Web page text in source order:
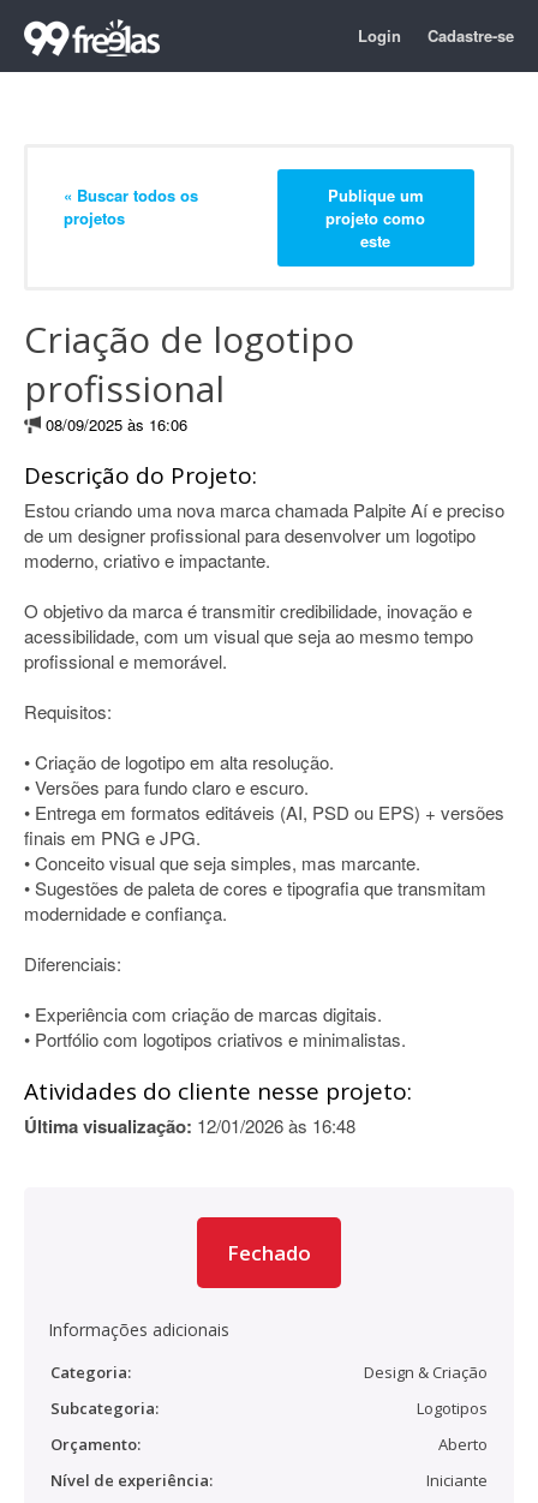
Login Cadastre-se
« Buscar todos os
projetos
Publique um
projeto como
este
Criação de logotipo
profissional
08/09/2025 às 16:06
Descrição do Projeto:
Estou criando uma nova marca chamada Palpite Aí e preciso
de um designer profissional para desenvolver um logotipo
moderno, criativo e impactante.
O objetivo da marca é transmitir credibilidade, inovação e
acessibilidade, com um visual que seja ao mesmo tempo
profissional e memorável.
Requisitos:
• Criação de logotipo em alta resolução.
• Versões para fundo claro e escuro.
• Entrega em formatos editáveis (AI, PSD ou EPS) + versões
finais em PNG e JPG.
• Conceito visual que seja simples, mas marcante.
• Sugestões de paleta de cores e tipografia que transmitam
modernidade e confiança.
Diferenciais:
• Experiência com criação de marcas digitais.
• Portfólio com logotipos criativos e minimalistas.
Atividades do cliente nesse projeto:
Última visualização: 12/01/2026 às 16:48
Fechado
Informações adicionais
Categoria:
Design & Criação
Subcategoria:
Logotipos
Orçamento:
Aberto
Nível de experiência:
Iniciante